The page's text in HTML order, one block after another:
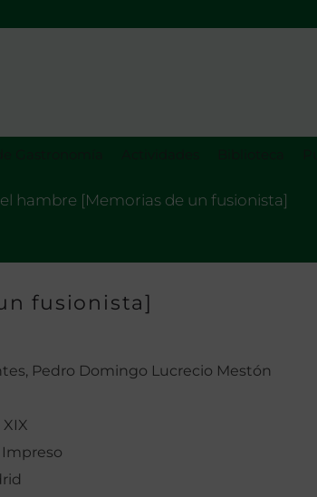
hambre [Memorias de un fusionista]
fusionista]
Pedro Domingo Lucrecio Mestón
Impreso